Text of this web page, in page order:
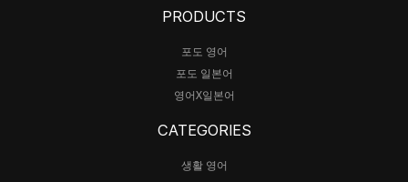
PRODUCTS
포도 영어
포도 일본어
영어X일본어
CATEGORIES
생활 영어